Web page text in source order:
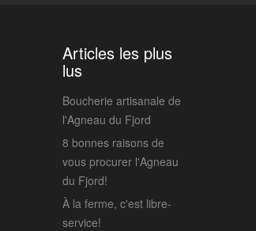
Articles les plus
lus
Boucherie artisanale de
l'Agneau du Fjord
8 bonnes raisons de
vous procurer l'Agneau
du Fjord!
À la ferme, c'est libre-
service!